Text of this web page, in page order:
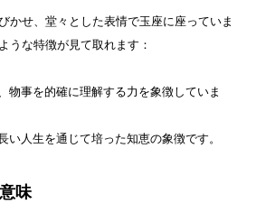
かせ、堂々とした表情で玉座に座っていま
うな特徴が見て取れます：
物事を的確に理解する力を象徴していま
い人生を通じて培った知恵の象徴です。
味